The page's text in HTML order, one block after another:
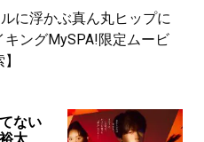
に浮かぶ真ん丸ヒップに
ングMySPA!限定ムービ
ない